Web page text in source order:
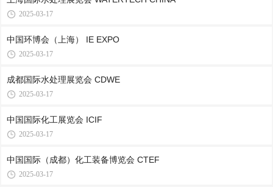
2025-03-17
中国环博会（上海） IE EXPO
2025-03-17
成都国际水处理展览会 CDWE
2025-03-17
中国国际化工展览会 ICIF
2025-03-17
中国国际（成都）化工装备博览会 CTEF
2025-03-17